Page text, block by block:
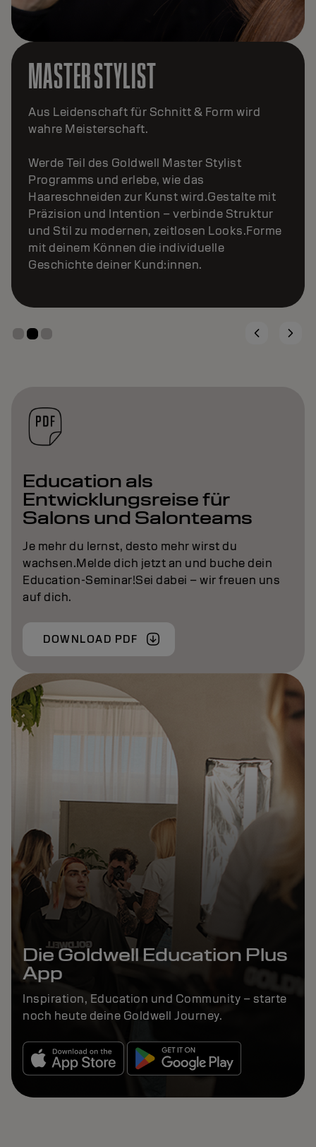
MASTER TEXTURE
Mach deine Leidenschaft für Textur zur Kunst.
du, Bewegung, Form und Geschmeidigkeit
perfekt zu beherrschen.Berate individuell,
erschaffe transformative Texturen – von
modernen Umformungen bis zu glättenden
Keratinbehandlungen.
Education als
Entwicklungsreise für
Salons und Salonteams
Je mehr du lernst, desto mehr wirst du
wachsen.Melde dich jetzt an und buche dein
Education-Seminar!Sei dabei – wir freuen uns
auf dich.
DOWNLOAD PDF
Die Goldwell Education Plus
App
Inspiration, Education und Community – starte
noch heute deine Goldwell Journey.